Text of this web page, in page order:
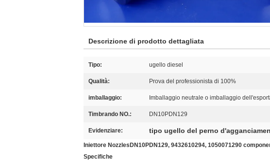
Descrizione di prodotto dettagliata
Tipo: ugello diesel
Qualità: Prova del professionista di 100%
imballaggio: Imballaggio neutrale o imballaggio
Timbrando NO.: DN10PDN129
Evidenziare: tipo ugello del perno
Iniettore NozzlesDN10PDN129, 9432610294, 1050071290
Specifiche